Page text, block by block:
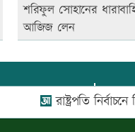
শরিফুল সোহানের
আজিজ লেন
রাষ্ট্রপতি নির্বাচনে